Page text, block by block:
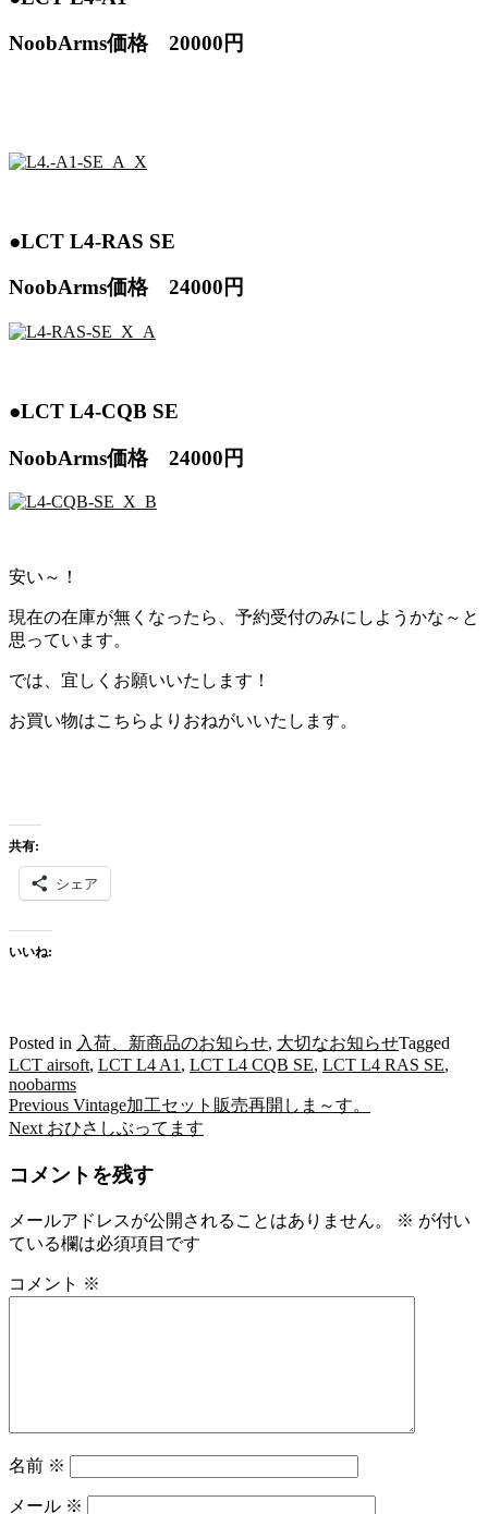
NoobArms価格 20000円
●LCT L4-RAS SE
NoobArms価格 24000円
●LCT L4-CQB SE
NoobArms価格 24000円
安い～！
現在の在庫が無くなったら、予約受付のみにしようかな～と
思っています。
では、宜しくお願いいたします！
お買い物はこちらよりおねがいいたします。
共有:
シェア
いいね:
Posted in 入荷、新商品のお知らせ, 大切なお知らせTagged
LCT airsoft, LCT L4 A1 , LCT L4 CQB SE, LCT L4 RAS SE,
noobarms
投
ナ
ビ
ゲ
ー
Previous Previous
post:
Vintage加工セット販売再開しま～す。
Next Next
おひさしぶってます
コメントを残す
メールアドレスが公開されることはありません。 ※ が付い
ている欄は必須項目です
コメント ※
名前 ※
メール ※